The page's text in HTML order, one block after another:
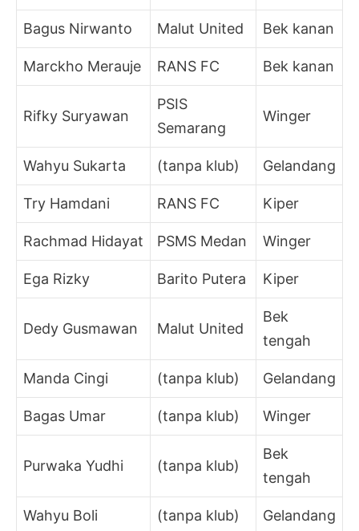
Bagus Nirwanto Malut United Bek kanan
Marckho Merauje RANS FC Bek kanan
Rifky Suryawan
PSIS
Semarang
Winger
Wahyu Sukarta (tanpa klub) Gelandang
Try Hamdani RANS FC Kiper
Rachmad Hidayat PSMS Medan Winger
Ega Rizky Barito Putera Kiper
Dedy Gusmawan Malut United
Bek
tengah
Manda Cingi (tanpa klub) Gelandang
Bagas Umar (tanpa klub) Winger
Purwaka Yudhi (tanpa klub)
Bek
tengah
Wahyu Boli (tanpa klub) Gelandang